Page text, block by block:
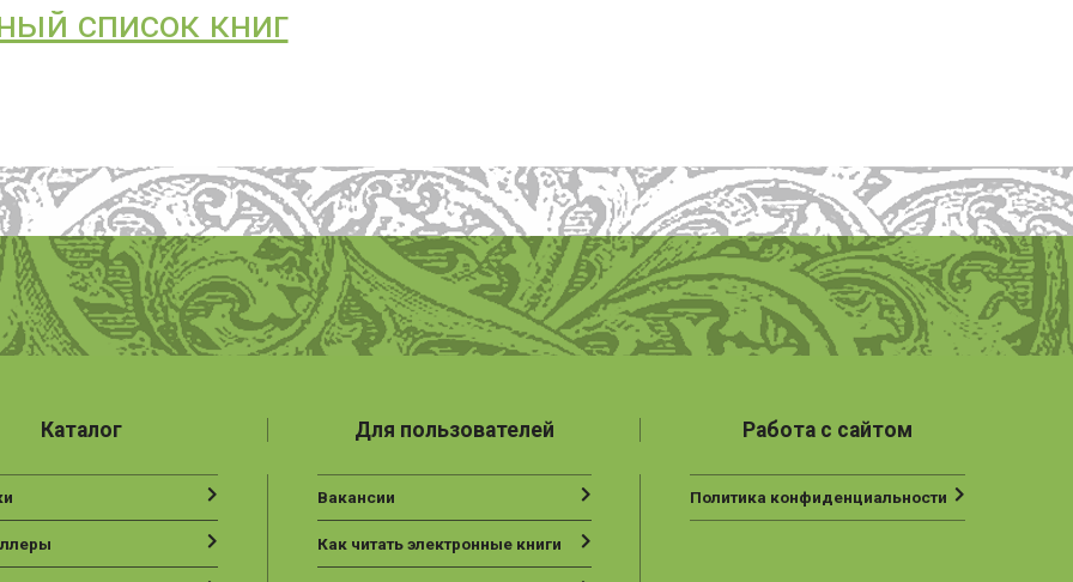
список книг
Каталог Для пользователей
Вакансии
Как читать электронные книги
Работа с сайтом
Политика конфиденциальности